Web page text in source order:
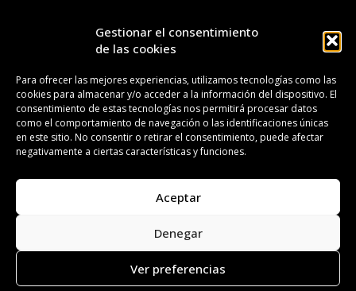
Gestionar el consentimiento
de las cookies
Para ofrecer las mejores experiencias, utilizamos tecnologías como las
cookies para almacenar y/o acceder a la información del dispositivo. El
consentimiento de estas tecnologías nos permitirá procesar datos
como el comportamiento de navegación o las identificaciones únicas
en este sitio. No consentir o retirar el consentimiento, puede afectar
negativamente a ciertas características y funciones.
Aceptar
Denegar
Ver preferencias
¡SUSCRÍBETE A NUESTRA FASHION NEWS!
CONTACTO REDACCIÓN PUBLICIDAD
ISSN 2385-4839 DL B 27443-2014
Todos los derechos reservados. Copyright 2008-2024.
Barcelona Fashion Press®/™ es una marca registrada.